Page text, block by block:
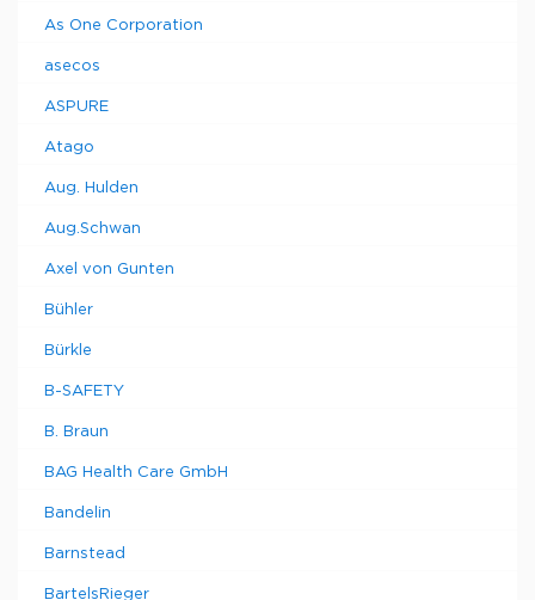
As One Corporation
asecos
ASPURE
Atago
Aug. Hulden
Aug.Schwan
Axel von Gunten
Bühler
Bürkle
B-SAFETY
B. Braun
BAG Health Care GmbH
Bandelin
Barnstead
BartelsRieger